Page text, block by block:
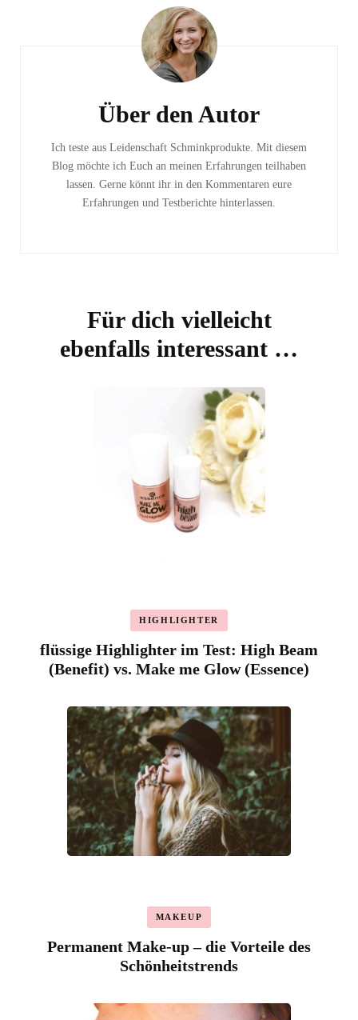
Über den Autor
Ich teste aus Leidenschaft Schminkprodukte. Mit diesem
Blog möchte ich Euch an meinen Erfahrungen teilhaben
lassen. Gerne könnt ihr in den Kommentaren eure
Erfahrungen und Testberichte hinterlassen.
Für dich vielleicht
ebenfalls interessant …
HIGHLIGHTER
flüssige Highlighter im Test: High Beam
(Benefit) vs. Make me Glow (Essence)
MAKEUP
Permanent Make-up – die Vorteile des
Schönheitstrends